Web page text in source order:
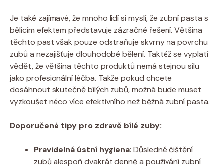
Je také zajímavé, že mnoho lidí si myslí, že zubní pasta s
bělicím efektem představuje zázračné řešení. Většina
těchto past však pouze odstraňuje skvrny na povrchu
zubů a nezajišťuje dlouhodobé bělení. Taktéž se vyplatí
vědět, že většina těchto produktů nemá stejnou sílu
jako profesionální léčba. Takže pokud chcete
dosáhnout skutečně bílých zubů, možná bude muset
vyzkoušet něco více efektivního než běžná zubní pasta.
Doporučené tipy pro zdravě bílé zuby:
Pravidelná ústní hygiena: Důsledné čištění
zubů alespoň dvakrát denně a používání zubní